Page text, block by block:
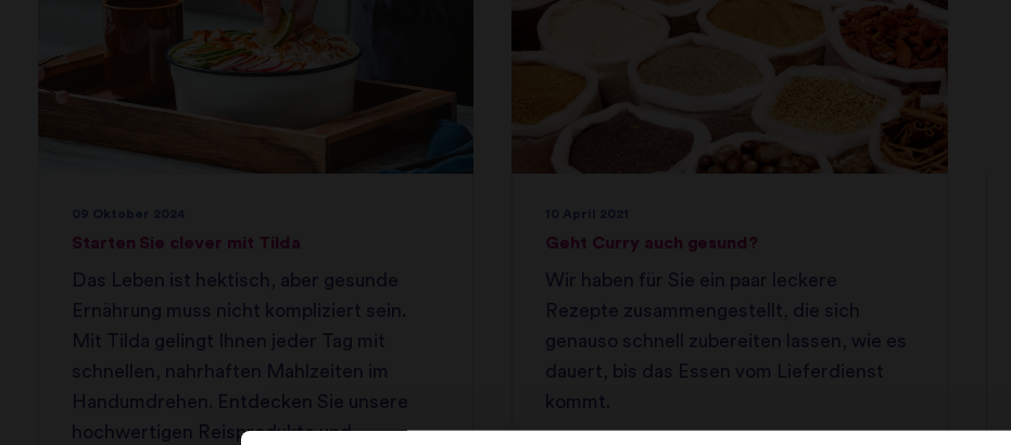
Starten Sie clever mit Tilda
Das Leben ist hektisch, aber gesunde
Ernährung muss nicht kompliziert sein.
Mit Tilda gelingt Ihnen jeder Tag mit
schnellen, nahrhaften Mahlzeiten im
Handumdrehen. Entdecken Sie unsere
hochwertigen Reisprodukte und
Geht Curry auch gesund?
Wir haben für Sie ein paar leckere
Rezepte zusammengestellt, die sich
genauso schnell zubereiten lassen, wie es
dauert, bis das Essen vom Lieferdienst
kommt.